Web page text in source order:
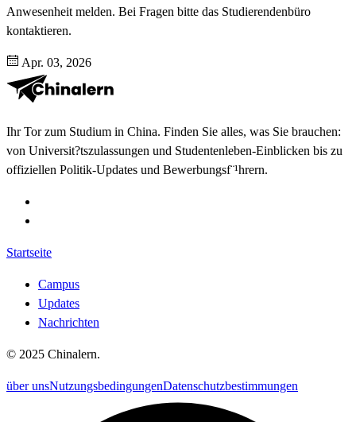
Anwesenheit melden. Bei Fragen bitte das Studierendenbüro
kontaktieren.
Apr. 03, 2026
Ihr Tor zum Studium in China. Finden Sie alles, was Sie brauchen:
von Universit?tszulassungen und Studentenleben-Einblicken bis zu
offiziellen Politik-Updates und Bewerbungsf¨¹hrern.
Startseite
Campus
Updates
Nachrichten
© 2025 Chinalern.
über unsNutzungsbedingungenDatenschutzbestimmungen